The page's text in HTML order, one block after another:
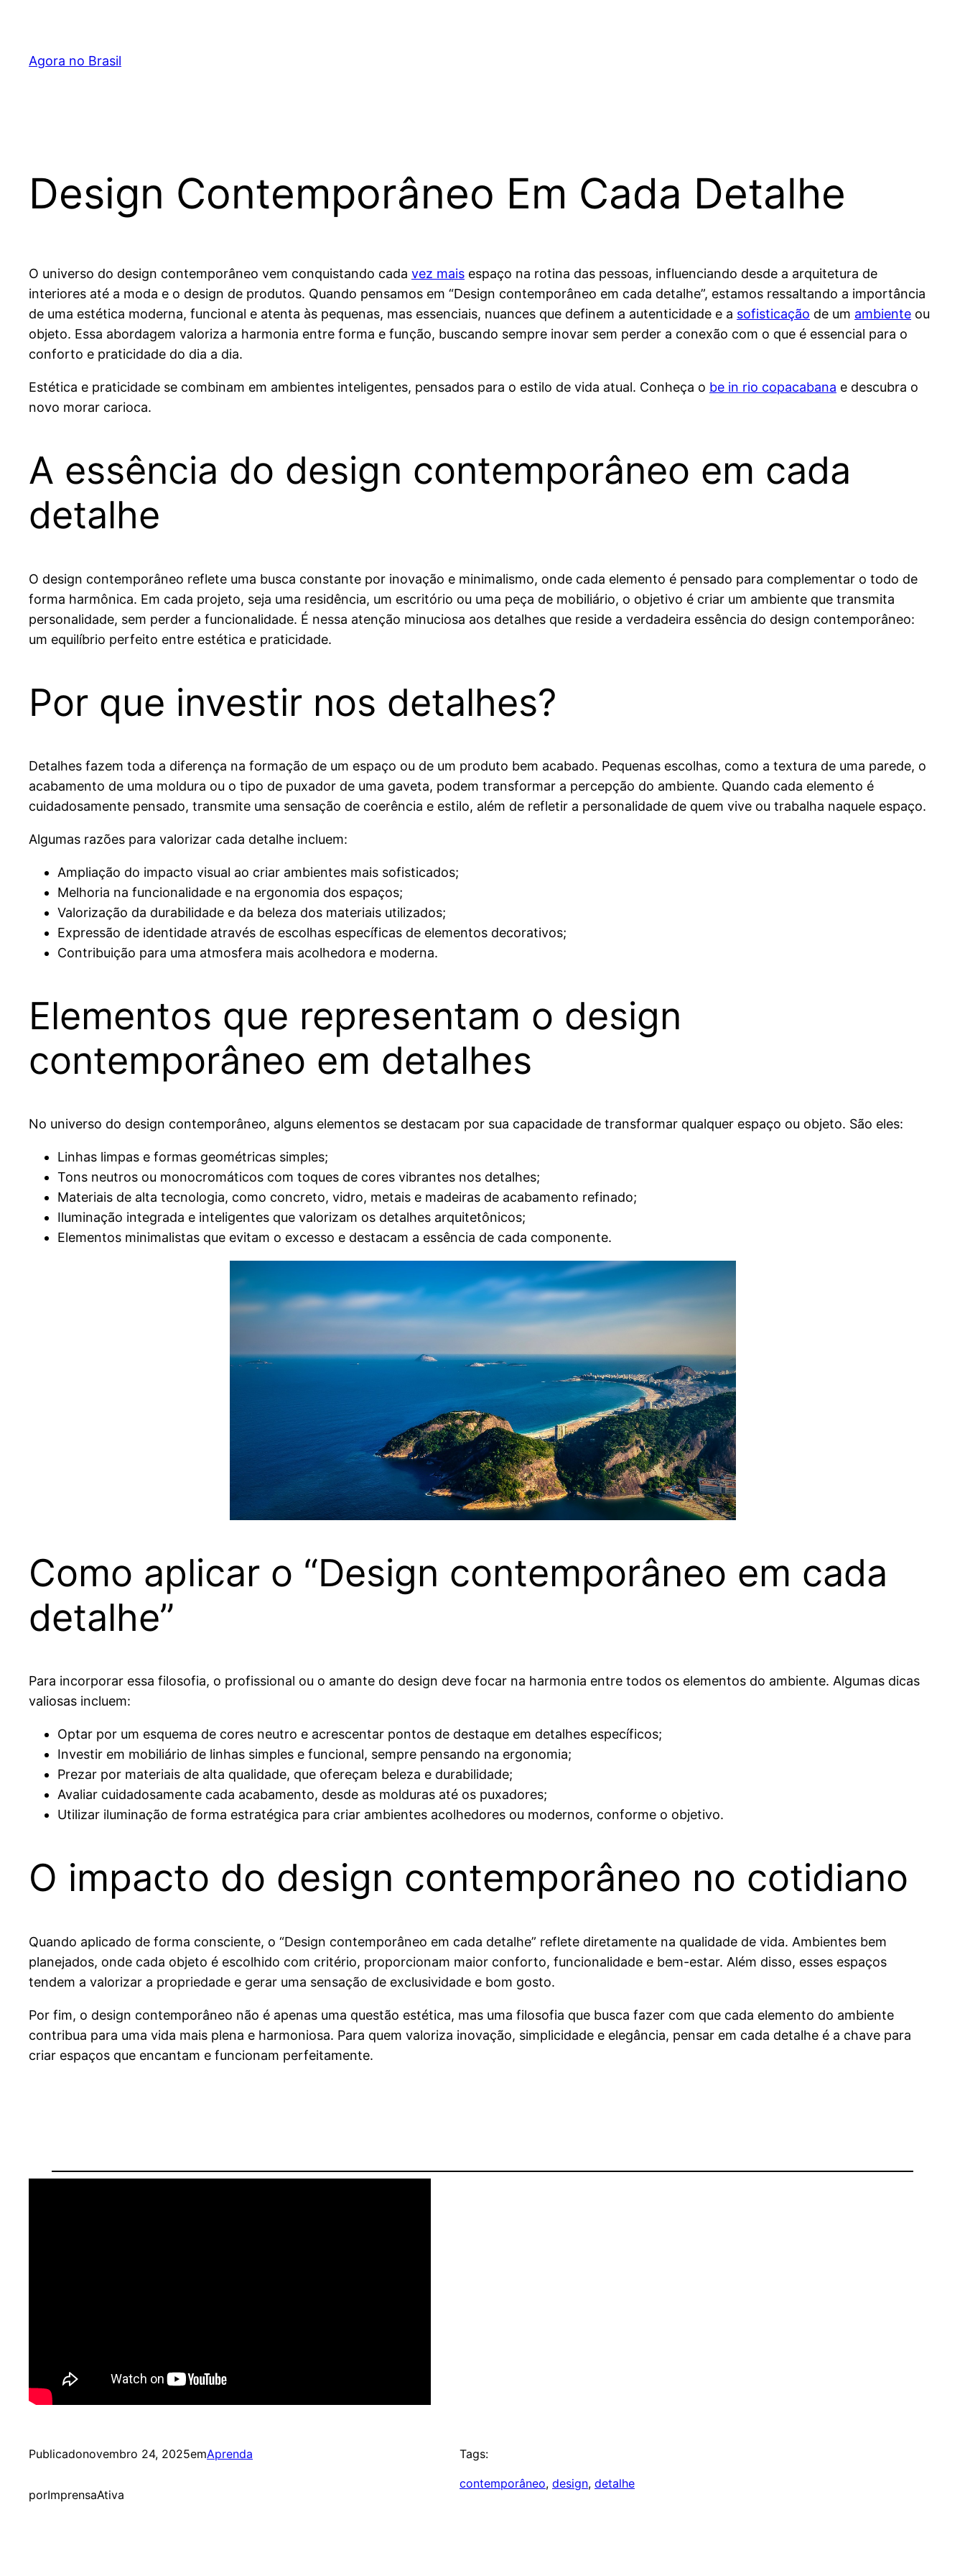
Agora no Brasil
Design Contemporâneo Em Cada Detalhe
O universo do design contemporâneo vem conquistando cada vez mais espaço na rotina das pessoas, influenciando desde a arquitetura de
interiores até a moda e o design de produtos. Quando pensamos em “Design contemporâneo em cada detalhe”, estamos ressaltando a importância
de uma estética moderna, funcional e atenta às pequenas, mas essenciais, nuances que definem a autenticidade e a sofisticação de um ambiente ou
objeto. Essa abordagem valoriza a harmonia entre forma e função, buscando sempre inovar sem perder a conexão com o que é essencial para o
conforto e praticidade do dia a dia.
Estética e praticidade se combinam em ambientes inteligentes, pensados para o estilo de vida atual. Conheça o be in rio copacabana e descubra o
novo morar carioca.
A essência do design contemporâneo em cada
detalhe
O design contemporâneo reflete uma busca constante por inovação e minimalismo, onde cada elemento é pensado para complementar o todo de
forma harmônica. Em cada projeto, seja uma residência, um escritório ou uma peça de mobiliário, o objetivo é criar um ambiente que transmita
personalidade, sem perder a funcionalidade. É nessa atenção minuciosa aos detalhes que reside a verdadeira essência do design contemporâneo:
um equilíbrio perfeito entre estética e praticidade.
Por que investir nos detalhes?
Detalhes fazem toda a diferença na formação de um espaço ou de um produto bem acabado. Pequenas escolhas, como a textura de uma parede, o
acabamento de uma moldura ou o tipo de puxador de uma gaveta, podem transformar a percepção do ambiente. Quando cada elemento é
cuidadosamente pensado, transmite uma sensação de coerência e estilo, além de refletir a personalidade de quem vive ou trabalha naquele espaço.
Algumas razões para valorizar cada detalhe incluem:
Ampliação do impacto visual ao criar ambientes mais sofisticados;
Melhoria na funcionalidade e na ergonomia dos espaços;
Valorização da durabilidade e da beleza dos materiais utilizados;
Expressão de identidade através de escolhas específicas de elementos decorativos;
Contribuição para uma atmosfera mais acolhedora e moderna.
Elementos que representam o design
contemporâneo em detalhes
No universo do design contemporâneo, alguns elementos se destacam por sua capacidade de transformar qualquer espaço ou objeto. São eles:
Linhas limpas e formas geométricas simples;
Tons neutros ou monocromáticos com toques de cores vibrantes nos detalhes;
Materiais de alta tecnologia, como concreto, vidro, metais e madeiras de acabamento refinado;
Iluminação integrada e inteligentes que valorizam os detalhes arquitetônicos;
Elementos minimalistas que evitam o excesso e destacam a essência de cada componente.
Como aplicar o “Design contemporâneo em cada
detalhe”
Para incorporar essa filosofia, o profissional ou o amante do design deve focar na harmonia entre todos os elementos do ambiente. Algumas dicas
valiosas incluem:
Optar por um esquema de cores neutro e acrescentar pontos de destaque em detalhes específicos;
Investir em mobiliário de linhas simples e funcional, sempre pensando na ergonomia;
Prezar por materiais de alta qualidade, que ofereçam beleza e durabilidade;
Avaliar cuidadosamente cada acabamento, desde as molduras até os puxadores;
Utilizar iluminação de forma estratégica para criar ambientes acolhedores ou modernos, conforme o objetivo.
O impacto do design contemporâneo no cotidiano
Quando aplicado de forma consciente, o “Design contemporâneo em cada detalhe” reflete diretamente na qualidade de vida. Ambientes bem
planejados, onde cada objeto é escolhido com critério, proporcionam maior conforto, funcionalidade e bem-estar. Além disso, esses espaços
tendem a valorizar a propriedade e gerar uma sensação de exclusividade e bom gosto.
Por fim, o design contemporâneo não é apenas uma questão estética, mas uma filosofia que busca fazer com que cada elemento do ambiente
contribua para uma vida mais plena e harmoniosa. Para quem valoriza inovação, simplicidade e elegância, pensar em cada detalhe é a chave para
criar espaços que encantam e funcionam perfeitamente.
Publicadonovembro 24, 2025emAprenda
porImprensaAtiva
Tags:
contemporâneo, design, detalhe